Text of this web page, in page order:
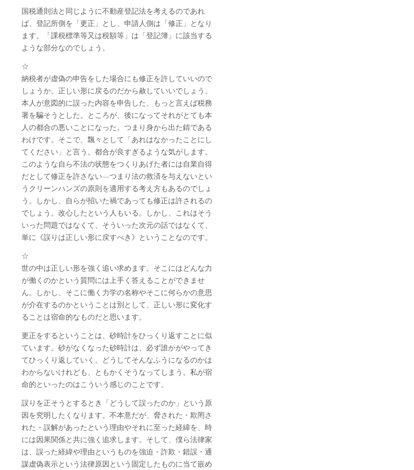
国税通則法と同じように不動産登記法を考えるのであれ
ば、登記所側を「更正」とし、申請人側は「修正」となり
ます。「課税標準等又は税額等」は「登記簿」に該当する
ような部分なのでしょう。
☆
納税者が虚偽の申告をした場合にも修正を許していいので
しょうか。正しい形に戻るのだから赦していいでしょう。
本人が意図的に誤った内容を申告した、もっと言えば税務
署を騙そうとした。ところが、後になってそれがとても本
人の都合の悪いことになった。つまり身から出た錆である
わけです。そこで、飄々として「あれはなかったことにし
てください」と言う。都合が良すぎるような気がします。
このような自ら不法の状態をつくりあげた者には自業自得
だとして修正を許さない―つまり法の救済を与えないとい
うクリーンハンズの原則を適用する考え方もあるのでしょ
う。しかし、自らが招いた禍であっても修正は許されるの
でしょう。改心したという人もいる。しかし、これはそう
いった問題ではなくて、そういった次元の話ではなくて、
単に《誤りは正しい形に戻すべき》ということなのです。
☆
世の中は正しい形を強く追い求めます。そこにはどんな力
が働くのかという質問には上手く答えることができませ
ん。しかし、そこに働く力学の名称やそこに何らかの意思
が介在するのかということは別として、正しい形に変化す
ることは宿命的なものだと思います。
更正をするということは、砂時計をひっくり返すことに似
ています。砂がなくなった砂時計は、必ず誰かがやってき
てひっくり返していく。どうしてそんなふうになるのかは
わからないけれども、ともかくそうなってしまう。私が宿
命的といったのはこういう感じのことです。
誤りを正そうとするとき「どうして誤ったのか」という原
因を究明したくなります。不本意だが、脅された・欺罔さ
れた・誤解があったという理由やそれに至った経緯を、時
には因果関係と共に強く追求します。そして、僕ら法律家
は、誤った経緯や理由というものを強迫・詐欺・錯誤・通
謀虚偽表示という法律原因という固定したものに当て嵌め